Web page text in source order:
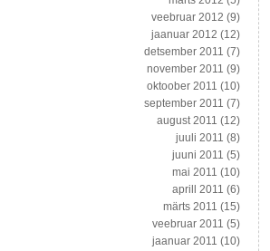
veebruar 2012 (9)
jaanuar 2012 (12)
detsember 2011 (7)
november 2011 (9)
oktoober 2011 (10)
september 2011 (7)
august 2011 (12)
juuli 2011 (8)
juuni 2011 (5)
mai 2011 (10)
aprill 2011 (6)
märts 2011 (15)
veebruar 2011 (5)
jaanuar 2011 (10)